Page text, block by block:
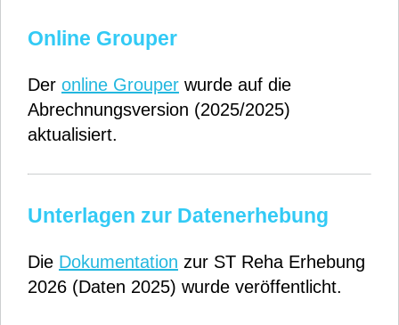
Online Grouper
Der online Grouper wurde auf die
Abrechnungsversion (2025/2025)
aktualisiert.
Unterlagen zur Datenerhebung
Die Dokumentation zur ST Reha Erhebung
2026 (Daten 2025) wurde veröffentlicht.